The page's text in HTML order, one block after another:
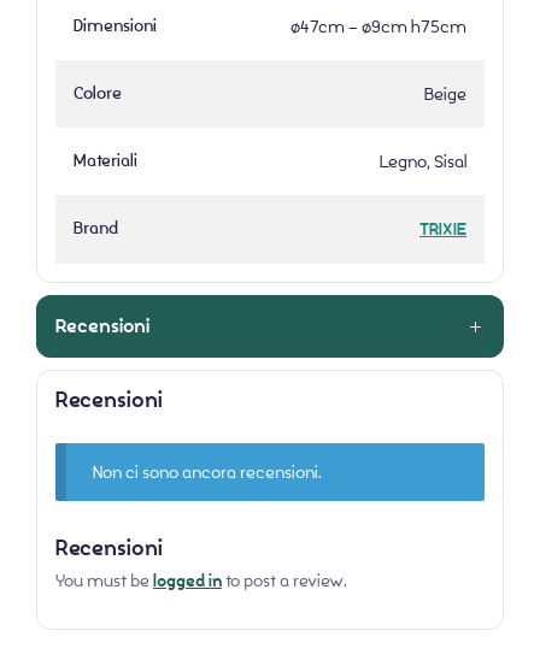
Dimensioni ø47cm – ø9cm h75cm
Colore Beige
Materiali Legno, Sisal
Brand TRIXIE
Recensioni
Recensioni
Non ci sono ancora recensioni.
Recensioni
You must be logged into post a review.